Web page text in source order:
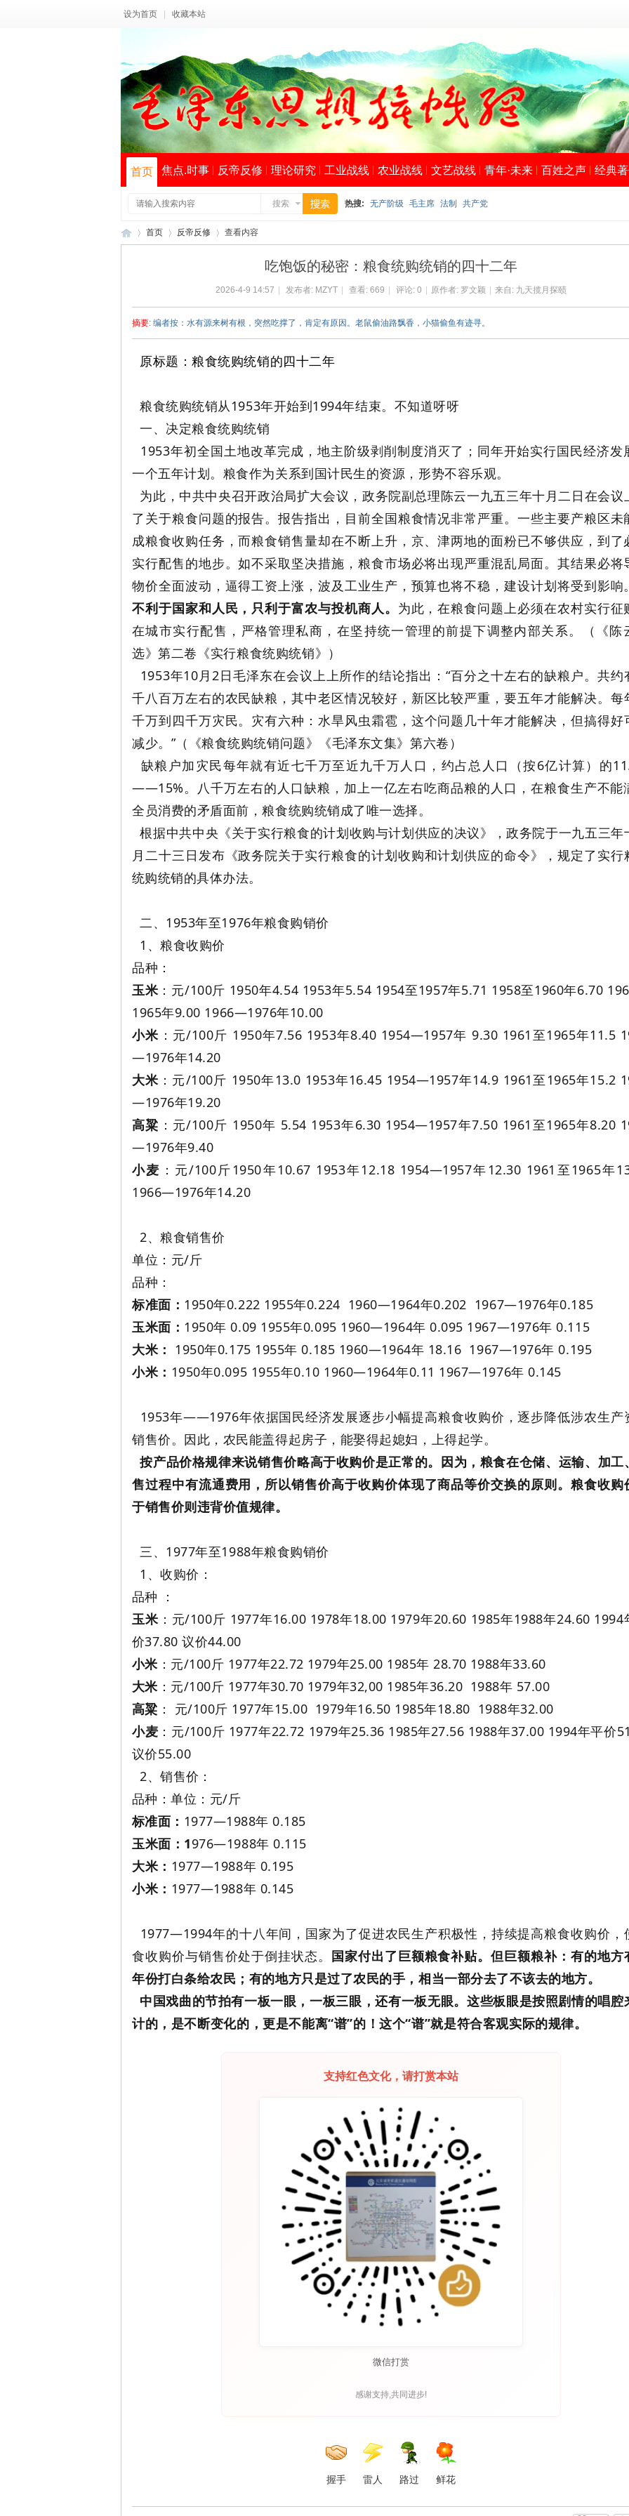
设为首页 收藏本站
首页 焦点.时事 反帝反修 理论研究 工业战线 农业战线 文艺战线 青年·未来 百姓之声 经典
搜索 热搜: 无产阶级 毛主席 法制 共产党
首页 反帝反修 查看内容
吃饱饭的秘密：粮食统购统销的四十二年
2026-4-9 14:57 发布者: MZYT 查看: 669 评论: 0 原作者: 罗文颖 来自: 九天揽月探赜
摘要: 编者按：水有源来树有根，突然吃撑了，肯定有原因。老鼠偷油路飘香，小猫偷鱼有迹寻。
原标题：粮食统购统销的四十二年
粮食统购统销从1953年开始到1994年结束。不知道呀呀
一、决定粮食统购统销
1953年初全国土地改革完成，地主阶级剥削制度消灭了；同年开始实行国民经济发
一个五年计划。粮食作为关系到国计民生的资源，形势不容乐观。
为此，中共中央召开政治局扩大会议，政务院副总理陈云一九五三年十月二日在会议
了关于粮食问题的报告。报告指出，目前全国粮食情况非常严重。一些主要产粮区未
成粮食收购任务，而粮食销售量却在不断上升，京、津两地的面粉已不够供应，到了
实行配售的地步。如不采取坚决措施，粮食市场必将出现严重混乱局面。其结果必将
物价全面波动，逼得工资上涨，波及工业生产，预算也将不稳，建设计划将受到影响
不利于国家和人民，只利于富农与投机商人。 为此，在粮食问题上必须在农村实行征
在城市实行配售，严格管理私商，在坚持统一管理的前提下调整内部关系。（《陈
选》第二卷《实行粮食统购统销》）
1953年10月2日毛泽东在会议上上所作的结论指出：“百分之十左右的缺粮户。共约
千八百万左右的农民缺粮，其中老区情况较好，新区比较严重，要五年才能解决。每
千万到四千万灾民。灾有六种：水旱风虫霜雹，这个问题几十年才能解决，但搞得好
减少。”（《粮食统购统销问题》《毛泽东文集》第六卷）
缺粮户加灾民每年就有近七千万至近九千万人口，约占总人口（按6亿计算）的
——15%。八千万左右的人口缺粮，加上一亿左右吃商品粮的人口，在粮食生产不能
全员消费的矛盾面前，粮食统购统销成了唯一选择。
根据中共中央《关于实行粮食的计划收购与计划供应的决议》，政务院于一九五三年
月二十三日发布《政务院关于实行粮食的计划收购和计划供应的命令》，规定了实行
统购统销的具体办法。
二、1953年至1976年粮食购销价
1、粮食收购价
品种：
玉米：元/100斤 1950年4.54 1953年5.54 1954至1957年5.71 1958至1960年6.70
1965年9.00 1966—1976年10.00
小米 ：元/100斤 1950年7.56 1953年8.40 1954—1957年 9.30 1961至1965年11.5
—1976年14.20
大米 ：元/100斤 1950年13.0 1953年16.45 1954—1957年14.9 1961至1965年15.2
—1976年19.20
高粱 ：元/100斤 1950年 5.54 1953年6.30 1954—1957年7.50 1961至1965年8.20
—1976年9.40
小麦 ：元/100斤1950年10.67 1953年12.18 1954—1957年12.30 1961至1965年
1966—1976年14.20
2、粮食销售价
单位：元/斤
品种：
标准面： 1950年0.222 1955年0.224 1960—1964年0.202 1967—1976年0.185
玉米面： 1950年 0.09 1955年0.095 1960—1964年 0.095 1967—1976年 0.115
大米： 1950年0.175 1955年 0.185 1960—1964年 18.16 1967—1976年 0.195
小米： 1950年0.095 1955年0.10 1960—1964年0.11 1967—1976年 0.145
1953年——1976年依据国民经济发展逐步小幅提高粮食收购价，逐步降低涉农生产
销售价。因此，农民能盖得起房子，能娶得起媳妇，上得起学。
按产品价格规律来说销售价略高于收购价是正常的。因为，粮食在仓储、运输、加工
售过程中有流通费用，所以销售价高于收购价体现了商品等价交换的原则。粮食收购
于销售价则违背价值规律。
三、1977年至1988年粮食购销价
1、收购价：
品种 ：
玉米：元/100斤 1977年16.00 1978年18.00 1979年20.60 1985年1988年24.60 1994
价37.80 议价44.00
小米：元/100斤 1977年22.72 1979年25.00 1985年 28.70 1988年33.60
大米：元/100斤 1977年30.70 1979年32,00 1985年36.20 1988年 57.00
高粱 ： 元/100斤 1977年15.00 1979年16.50 1985年18.80 1988年32.00
小麦 ：元/100斤 1977年22.72 1979年25.36 1985年27.56 1988年37.00 1994年平价
议价55.00
2、销售价：
品种：单位：元/斤
标准面： 1977—1988年 0.185
玉米面：1976—1988年 0.115
大米： 1977—1988年 0.195
小米： 1977—1988年 0.145
1977—1994年的十八年间，国家为了促进农民生产积极性，持续提高粮食收购价，
食收购价与销售价处于倒挂状态。 国家付出了巨额粮食补贴。但巨额粮补：有的地方
年份打白条给农民；有的地方只是过了农民的手，相当一部分去了不该去的地方。
中国戏曲的节拍有一板一眼，一板三眼，还有一板无眼。这些板眼是按照剧情的唱腔
计的，是不断变化的，更是不能离“谱”的！这个“谱”就是符合客观实际的规律。
支持红色文化，请打赏本站
微信打赏
感谢支持,共同进步!
握手 雷人 路过 鲜花